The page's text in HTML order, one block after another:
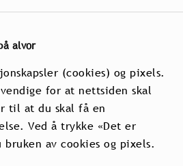
alvor
(cookies) og pixels.
for at nettsiden skal
til at du skal få en
Ved å trykke «Det er
av cookies og pixels.
Nachhaltigkeit